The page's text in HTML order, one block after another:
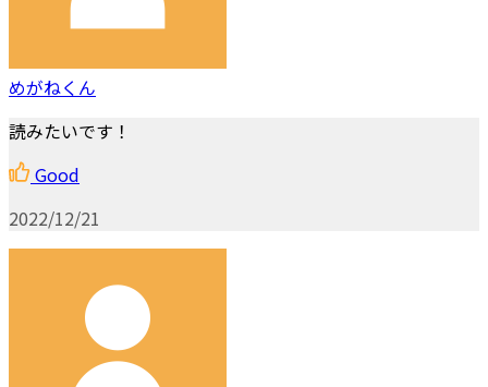
めがねくん
読みたいです！
Good
2022/12/21